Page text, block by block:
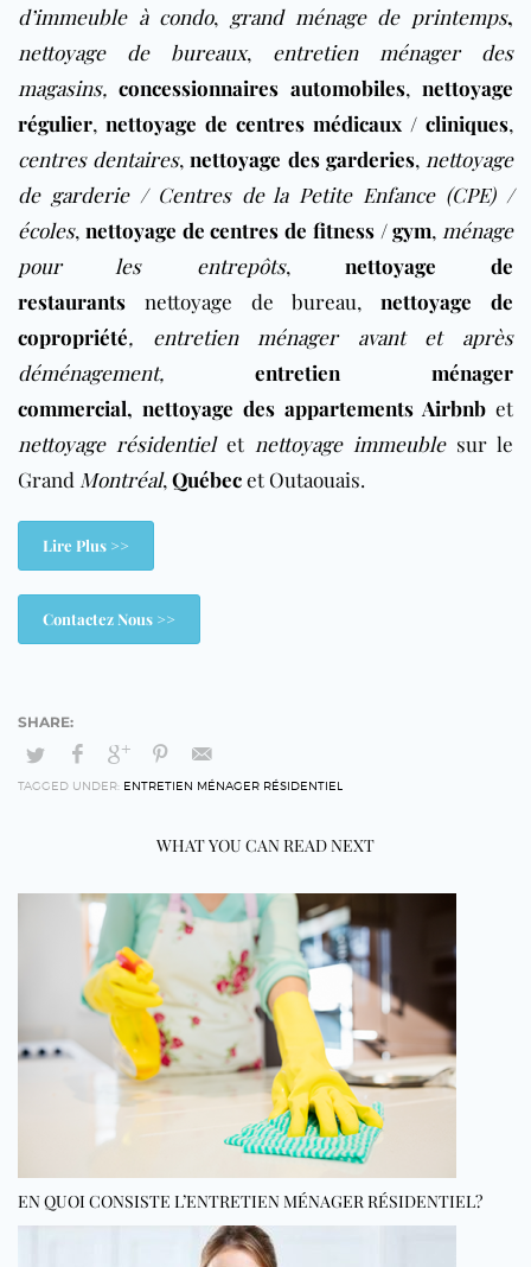
d’immeuble à condo, grand ménage de printemps,
nettoyage de bureaux, entretien ménager des
magasins, concessionnaires automobiles, nettoyage
régulier, nettoyage de centres médicaux / cliniques,
centres dentaires,nettoyage des garderies, nettoyage
de garderie / Centres de la Petite Enfance (CPE) /
écoles, nettoyage de centres de fitness / gym, ménage
pour les entrepôts, nettoyage de
restaurants
nettoyage de bureau,nettoyage de
copropriété,
entretien ménager avant et après
déménagement, entretien ménager
commercial, nettoyage des appartements Airbnb et
nettoyage résidentielet nettoyage immeublesur le
Grand Montréal,Québecet Outaouais.
Lire Plus >>
Contactez Nous >>
TAGGED UNDER: ENTRETIEN MÉNAGER RÉSIDENTIEL
WHAT YOU CAN READ NEXT
EN QUOI CONSISTE L’ENTRETIEN MÉNAGER RÉSIDENTIEL?